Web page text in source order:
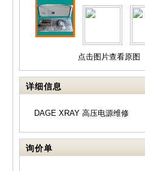
点击图片查看原图
详细信息
DAGE XRAY 高压电源维修
询价单